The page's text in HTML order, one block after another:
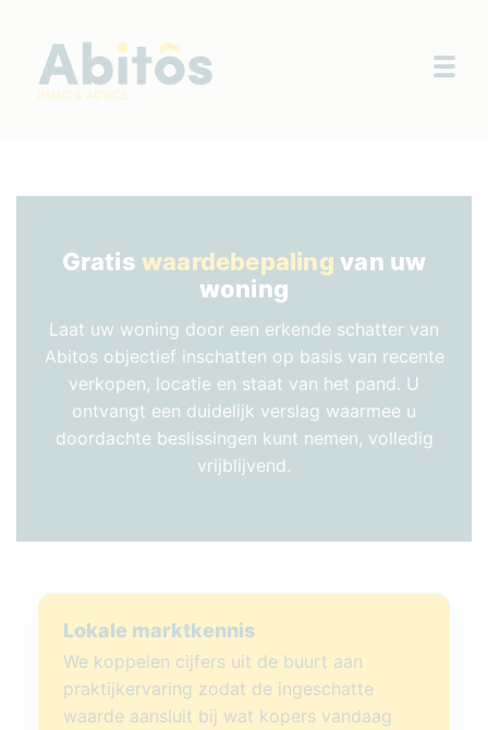
Gratiswaardebepaling van uw
woning
Laat uw woning door een erkende schatter van
Abitos objectief inschatten op basis van recente
verkopen, locatie en staat van het pand. U
ontvangt een duidelijk verslag waarmee u
doordachte beslissingen kunt nemen, volledig
vrijblijvend.
Lokale marktkennis
We koppelen cijfers uit de buurt aan
praktijkervaring zodat de ingeschatte
waarde aansluit bij wat kopers vandaag